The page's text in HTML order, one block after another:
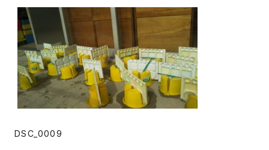
DSC_0009